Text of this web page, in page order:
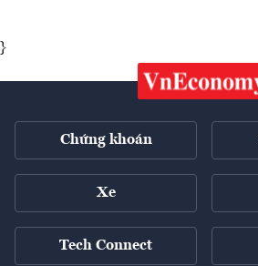
}
Chứng khoán
Xe
Tech Connect